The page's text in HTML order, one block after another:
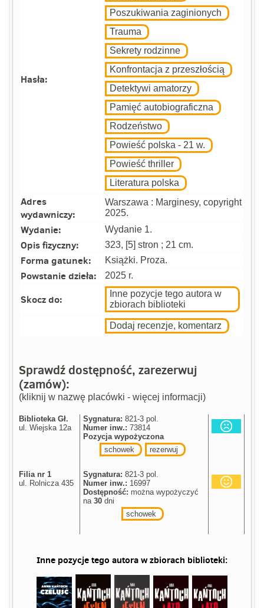
Hasła:
Poszukiwania zaginionych
Trauma
Sekrety rodzinne
Konfrontacja z przeszłością
Detektywi amatorzy
Pamięć autobiograficzna
Rodzeństwo
Powieść polska - 21 w.
Powieść thriller
Literatura polska
Adres
wydawniczy:
Warszawa : Marginesy, copyright
2025.
Wydanie: Wydanie 1.
Opis fizyczny: 323, [5] stron ; 21 cm.
Forma gatunek: Książki. Proza.
Powstanie dzieła: 2025 r.
Skocz do:
Inne pozycje tego autora w
zbiorach biblioteki
Dodaj recenzje, komentarz
Sprawdź dostępność, zarezerwuj
(zamów):
(kliknij w nazwę placówki - więcej informacji)
Biblioteka Gł.
ul. Wiejska 12a
Sygnatura: 821-3 pol.
Numer inw.: 73814
Pozycja wypożyczona
schowek
rezerwuj
Filia nr 1
ul. Rolnicza 435
Sygnatura: 821-3 pol.
Numer inw.: 16997
Dostępność: można wypożyczyć
na30 dni
schowek
Inne pozycje tego autora w zbiorach biblioteki: